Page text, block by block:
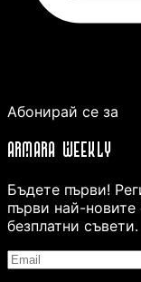
Абонирай се за
ARMARA WEEKLY
Бъдете първи!
първи най-
безплатни съвети.